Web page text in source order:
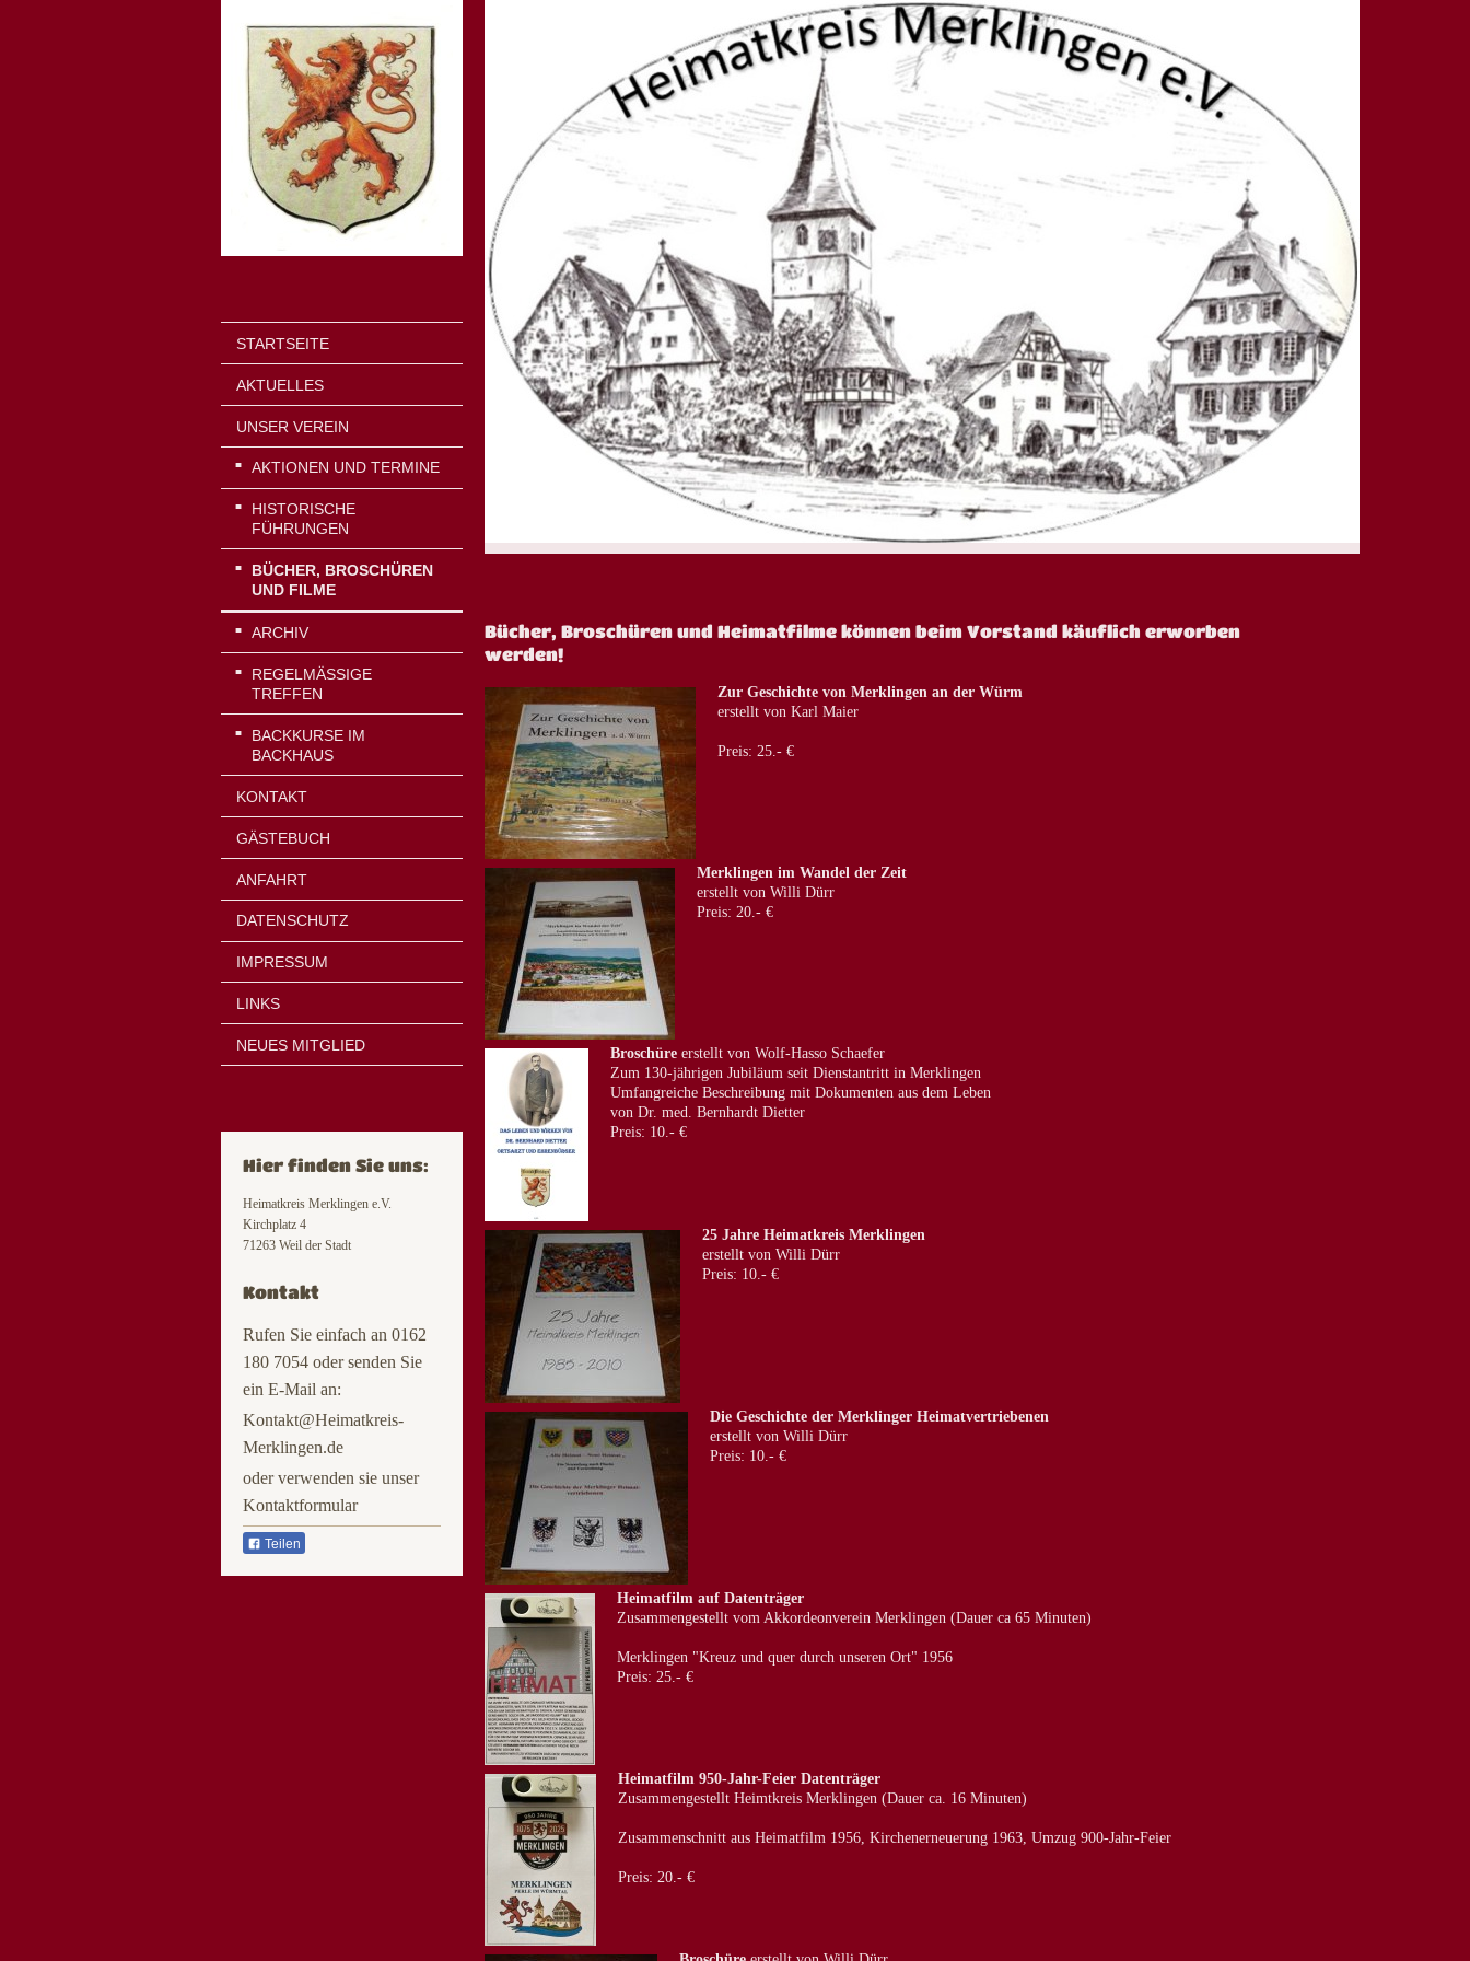
STARTSEITE
AKTUELLES
UNSER VEREIN
AKTIONEN UND TERMINE
HISTORISCHE
FÜHRUNGEN
BÜCHER, BROSCHÜREN
UND FILME
ARCHIV
REGELMÄSSIGE T
REFFEN
BACKKURSE IM
BACKHAUS
KONTAKT
GÄSTEBUCH
ANFAHRT
DATENSCHUTZ
IMPRESSUM
LINKS
NEUES MITGLIED
Hier finden Sie uns:
Heimatkreis Merklingen e.V.
Kirchplatz 4
71263 Weil der Stadt
Kontakt
Rufen Sie einfach an 0162
180 7054 oder senden Sie
ein E-Mail an:
Kontakt@Heimatkreis-
Merklingen.de
oder verwenden sie unser
Kontaktformular
Teilen
Bücher, Broschüren und Heimatfilme können beim Vorstand käuflich erworben
werden!
Zur Geschichte von Merklingen an der Würm
erstellt von Karl Maier
Preis: 25.- €
Merklingen im Wandel der Zeit
erstellt von Willi Dürr
Preis: 20.- €
Broschüreerstellt von Wolf-Hasso Schaefer
Zum 130-jährigen Jubiläum seit Dienstantritt in Merklingen
Umfangreiche Beschreibung mit Dokumenten aus dem Leben
von Dr. med. Bernhardt Dietter
Preis: 10.- €
25 Jahre Heimatkreis Merklingen
erstellt von Willi Dürr
Preis: 10.- €
Die Geschichte der Merklinger Heimatvertriebenen
erstellt von Willi Dürr
Preis: 10.- €
Heimatfilm auf Datenträger
Zusammengestellt vom Akkordeonverein Merklingen (Dauer ca 65 Minuten)
Merklingen "Kreuz und quer durch unseren Ort" 1956
Preis: 25.- €
Heimatfilm 950-Jahr-Feier Datenträger
Zusammengestellt Heimtkreis Merklingen (Dauer ca. 16 Minuten)
Zusammenschnitt aus Heimatfilm 1956, Kirchenerneuerung 1963, Umzug 900-Jahr-Feier
Preis: 20.- €